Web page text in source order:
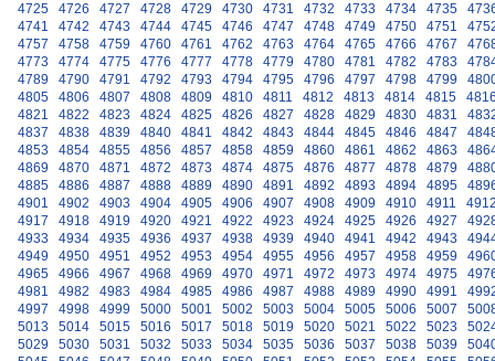
4725 4726 4727 4728 4729 4730 4731 4732 4733 4734 4735
4741
4742 4743 4744 4745 4746 4747 4748 4749 4750 4751
4757
4758 4759 4760 4761 4762 4763 4764 4765 4766 4767
4773
4774 4775 4776 4777 4778 4779 4780 4781 4782 4783
4789
4790 4791 4792 4793 4794 4795 4796 4797 4798 4799
4805
4806 4807 4808 4809 4810 4811 4812 4813 4814 4815
4821
4822 4823 4824 4825 4826 4827 4828 4829 4830 4831
4837
4838 4839 4840 4841 4842 4843 4844 4845 4846 4847
4853
4854 4855 4856 4857 4858 4859 4860 4861 4862 4863
4869
4870 4871 4872 4873 4874 4875 4876 4877 4878 4879
4885
4886 4887 4888 4889 4890 4891 4892 4893 4894 4895
4901
4902 4903 4904 4905 4906 4907 4908 4909 4910 4911
4917
4918 4919 4920 4921 4922 4923 4924 4925 4926 4927
4933
4934 4935 4936 4937 4938 4939 4940 4941 4942 4943
4949
4950 4951 4952 4953 4954 4955 4956 4957 4958 4959
4965
4966 4967 4968 4969 4970 4971 4972 4973 4974 4975
4981
4982 4983 4984 4985 4986 4987 4988 4989 4990 4991
4997
4998 4999 5000 5001 5002 5003 5004 5005 5006 5007
5013
5014 5015 5016 5017 5018 5019 5020 5021 5022 5023
5029
5030 5031 5032 5033 5034 5035 5036 5037 5038 5039